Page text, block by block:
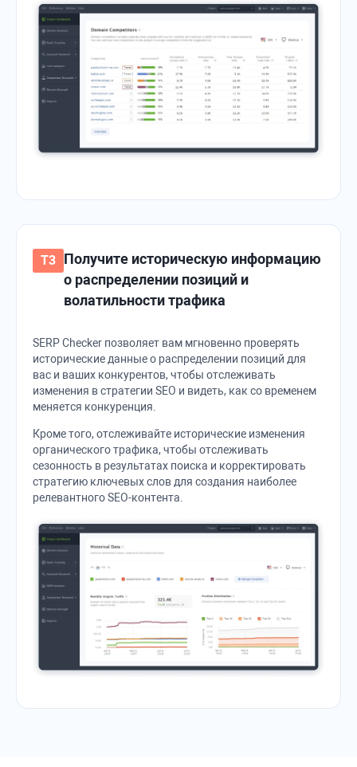
Получите историческую информацию
о распределении позиций и
волатильности трафика
SERP Checker позволяет вам мгновенно проверять
исторические данные о распределении позиций для
вас и ваших конкурентов, чтобы отслеживать
изменения в стратегии SEO и видеть, как со временем
меняется конкуренция.
Кроме того, отслеживайте исторические изменения
органического трафика, чтобы отслеживать
сезонность в результатах поиска и корректировать
стратегию ключевых слов для создания наиболее
релевантного SEO-контента.